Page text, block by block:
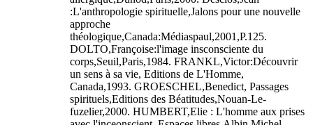
:L'anthropologie spirituelle,Jalons pour une nouvelle
approche
théologique,Canada:Médiaspaul,2001,P.125.
DOLTO,Françoise:l'image insconsciente du
corps,Seuil,Paris,1984. FRANKL,Victor:Découvrir
un sens à sa vie, Editions de L'Homme,
Canada,1993. GROESCHEL,Benedict, Passages
spirituels,Editions des Béatitudes,Nouan-Le-
fuzelier,2000. HUMBERT,Elie : L'homme aux prises